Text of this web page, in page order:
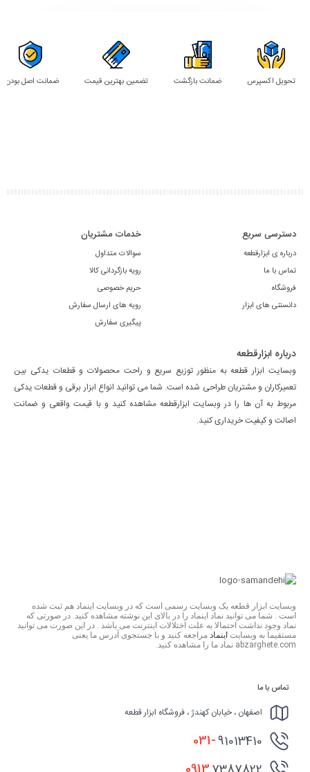
تحویل اکسپرس ضمانت بازگشت تضمین بهترین قیمت ضمانت اصل بودن
دسترسی سریع
درباره ی ابزارقطعه
تماس با ما
فروشگاه
دانستنی های ابزار
خدمات مشتریان
سوالات متداول
رویه بازگردانی کالا
حریم خصوصی
رویه های ارسال سفارش
پیگیری سفارش
درباره ابزارقطعه
وبسایت ابزار قطعه به منظور توزیع سریع و راحت محصولات و قطعات یدکی بین
تعمیرکاران و مشتریان طراحی شده است. شما می توانید انواع ابزار برقی و قطعات یدکی
مربوط به آن ها را در وبسایت ابزارقطعه مشاهده کنید و با قیمت واقعی و ضمانت
اصالت و کیفیت خریداری کنید.
وبسایت ابزار قطعه یک وبسایت رسمی است که در وبسایت اینماد هم ثبت شده
است . شما می توانید نماد اینماد را در بالای این نوشته مشاهده کنید. در صورتی که
نماد وجود نداشت احتمالا به علت اختلالات اینترنت می باشد . در این صورت می توانید
مستقیما به وبسایت اینماد مراجعه کنید و با جستجوی آدرس ما یعنی
abzarghete.com نماد ما را مشاهده کنید.
تماس با ما
اصفهان ، خیابان کهندژ ، فروشگاه ابزار قطعه
031-91013410